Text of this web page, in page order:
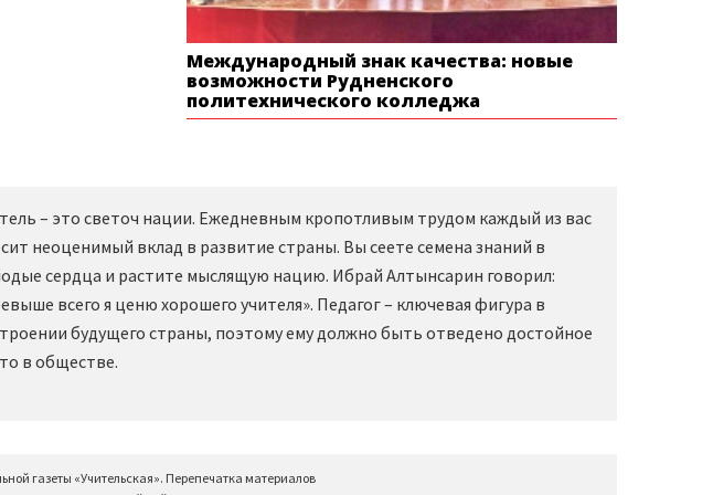
Международный знак качества: новые
возможности Рудненского
политехнического колледжа
– это светоч нации. Ежедневным кропотливым трудом каждый из вас
неоценимый вклад в развитие страны. Вы сеете семена знаний в
сердца и растите мыслящую нацию. Ибрай Алтынсарин говорил:
всего я ценю хорошего учителя». Педагог – ключевая фигура в
будущего страны, поэтому ему должно быть отведено достойное
в обществе.
газеты «Учительская». Перепечатка материалов